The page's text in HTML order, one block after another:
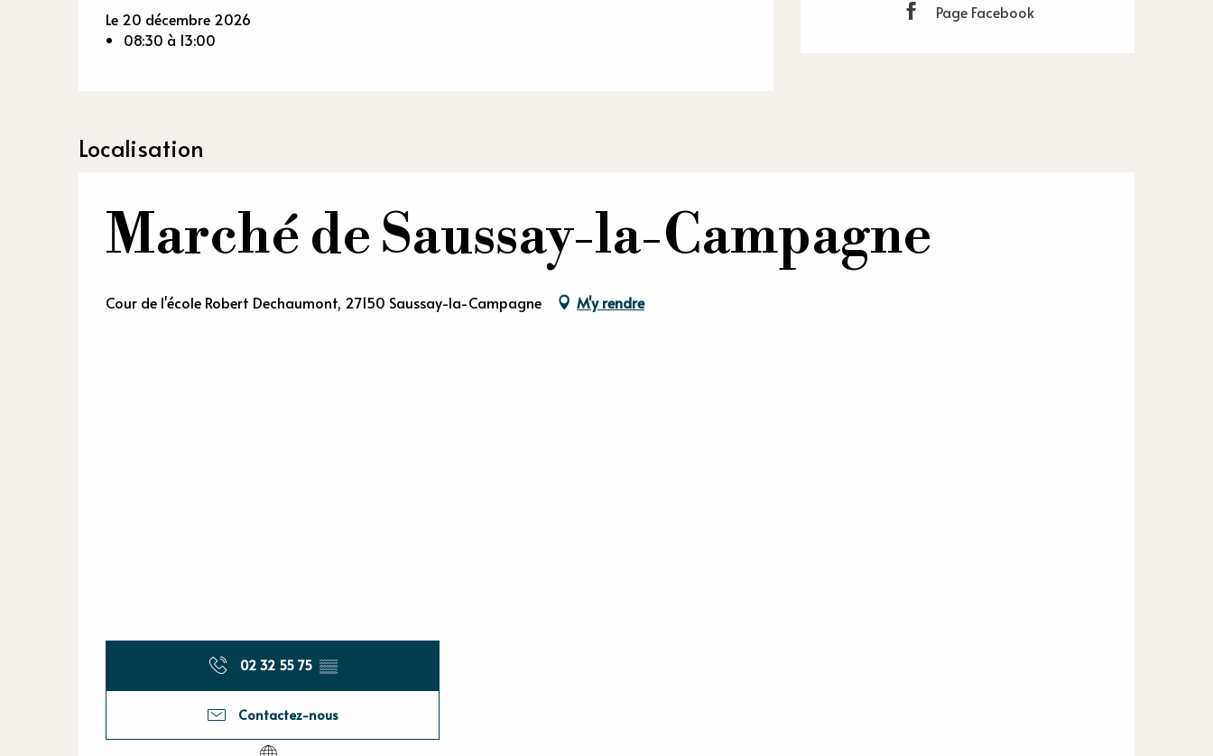
Page Facebook
Le 20 décembre 2026
08:30 à 13:00
Localisation
Marché de Saussay-la-Campagne
Cour de l'école Robert Dechaumont, 27150 Saussay-la-Campagne M'y rendre
02 32 55 75 ▒▒
Contactez-nous